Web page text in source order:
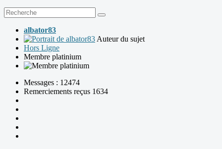
albator83
Auteur du sujet
Hors Ligne
Membre platinium
Messages : 12474
Remerciements reçus 1634